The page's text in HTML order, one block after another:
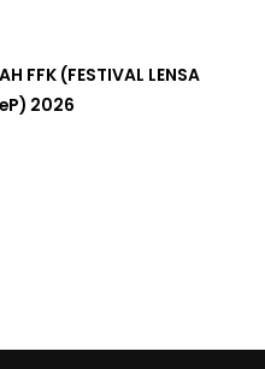
FFK (FESTIVAL LENSA
2026